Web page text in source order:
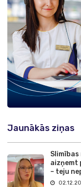
Jaunākās ziņas
aizņemt
– teju